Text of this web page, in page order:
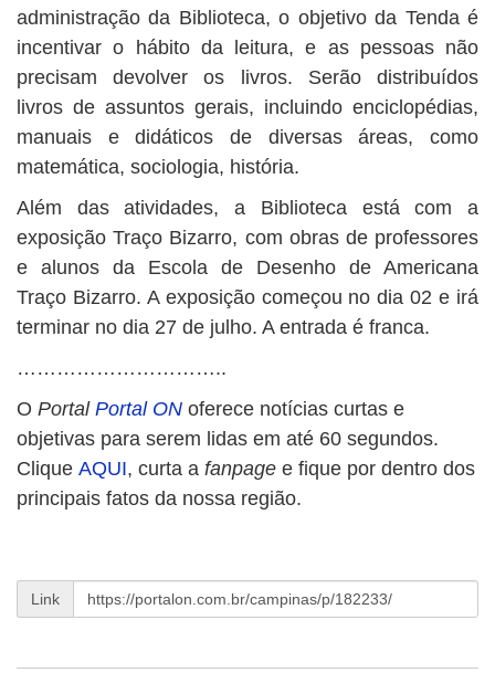
administração da Biblioteca, o objetivo da Tenda é
incentivar o hábito da leitura, e as pessoas não
precisam devolver os livros. Serão distribuídos
livros de assuntos gerais, incluindo enciclopédias,
manuais e didáticos de diversas áreas, como
matemática, sociologia, história.
Além das atividades, a Biblioteca está com a
exposição Traço Bizarro, com obras de professores
e alunos da Escola de Desenho de Americana
Traço Bizarro. A exposição começou no dia 02 e irá
terminar no dia 27 de julho. A entrada é franca.
…………………………..
O Portal Portal ON oferece notícias curtas e
objetivas para serem lidas em até 60 segundos.
Clique AQUI, curta a fanpage e fique por dentro dos
principais fatos da nossa região.
Link